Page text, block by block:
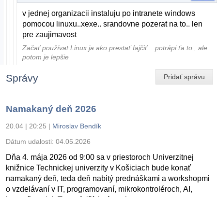
v jednej organizacii instaluju po intranete windows
pomocou linuxu..xexe.. srandovne pozerat na to.. len
pre zaujimavost
Začať používat Linux ja ako prestať fajčiť... potrápi ťa to , ale
potom je lepšie
Pridať správu
Správy
Namakaný deň 2026
20.04 | 20:25 | Miroslav Bendík
Dátum udalosti: 04.05.2026
Dňa 4. mája 2026 od 9:00 sa v priestoroch Univerzitnej
knižnice Technickej univerzity v Košiciach bude konať
namakaný deň, teda deň nabitý prednáškami a workshopmi
o vzdelávaní v IT, programovaní, mikrokontroléroch, AI,